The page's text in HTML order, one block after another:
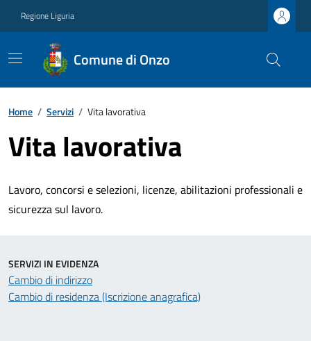
Regione Liguria
Comune di Onzo
Home / Servizi / Vita lavorativa
Vita lavorativa
Lavoro, concorsi e selezioni, licenze, abilitazioni professionali e
sicurezza sul lavoro.
SERVIZI IN EVIDENZA
Cambio di indirizzo
Cambio di residenza (Iscrizione anagrafica)